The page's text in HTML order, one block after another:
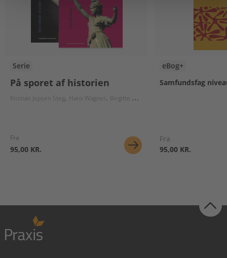
Serie
På sporet af historien
Kristian Jepsen Steg Hans Wagner Birgitte Herløv
Fra
95,00 KR.
eBog+
Samfundsfag
Fra
95,00 KR.